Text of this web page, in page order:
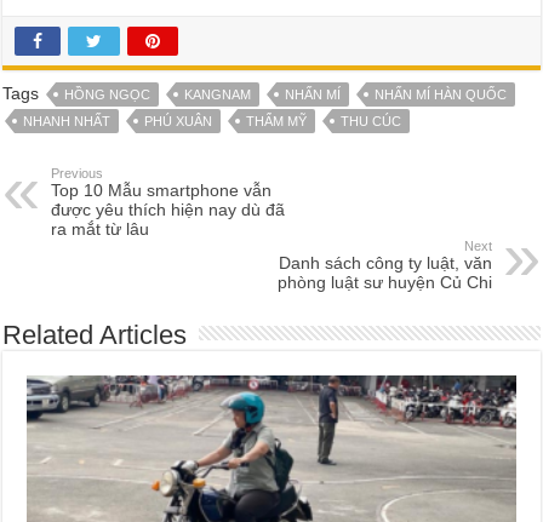
Tags HỒNG NGỌC KANGNAM NHẤN MÍ
NHẤN MÍ HÀN QUỐC
NHANH NHẤT
PHÚ XUÂN THẨM MỸ THU CÚC
Previous
Top 10 Mẫu smartphone vẫn
được yêu thích hiện nay dù đã
ra mắt từ lâu
Next
Danh sách công ty luật, văn
phòng luật sư huyện Củ Chi
Related Articles